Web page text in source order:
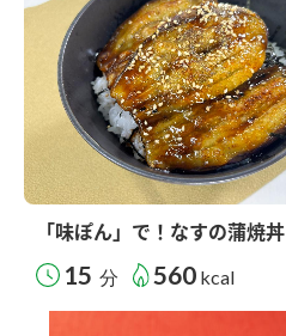
「味ぽん」で！なすの蒲焼丼
15 分 560 kcal